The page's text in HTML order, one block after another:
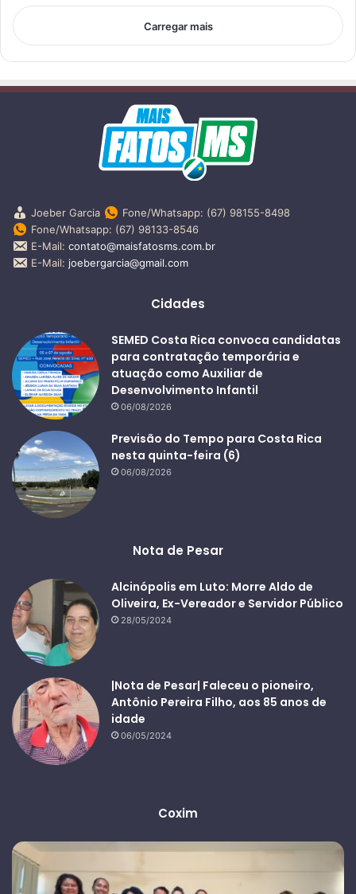
Carregar mais
Joeber Garcia
Fone/Whatsapp: (67) 98155-8498
Fone/Whatsapp: (67) 98133-8546
E-Mail: contato@maisfatosms.com.br
E-Mail: joebergarcia@gmail.com
Cidades
SEMED Costa Rica convoca candidatas
para contratação temporária e
atuação como Auxiliar de
Desenvolvimento Infantil
06/08/2026
Previsão do Tempo para Costa Rica
nesta quinta-feira (6)
06/08/2026
Nota de Pesar
Alcinópolis em Luto: Morre Aldo de
Oliveira, Ex-Vereador e Servidor Público
28/05/2024
|Nota de Pesar| Faleceu o pioneiro,
Antônio Pereira Filho, aos 85 anos de
idade
06/05/2024
Coxim